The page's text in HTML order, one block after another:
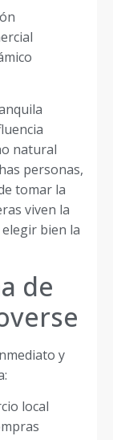
natural
personas,
tomar la
viven la
bien la
de
y
local